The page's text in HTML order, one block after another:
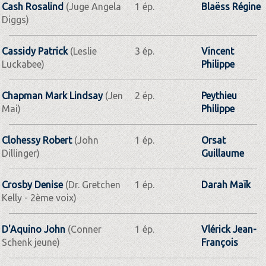
Cash Rosalind (Juge Angela
Diggs)
1 ép. Blaëss Régine
Cassidy Patrick(Leslie
Luckabee)
3 ép.
Vincent
Philippe
Chapman Mark Lindsay(Jen
Mai)
2 ép.
Peythieu
Philippe
Clohessy Robert(John
Dillinger)
1 ép.
Orsat
Guillaume
Crosby Denise(Dr. Gretchen
Kelly - 2ème voix)
1 ép. Darah Maïk
D'Aquino John (Conner
Schenk jeune)
1 ép.
Vlérick Jean-
François